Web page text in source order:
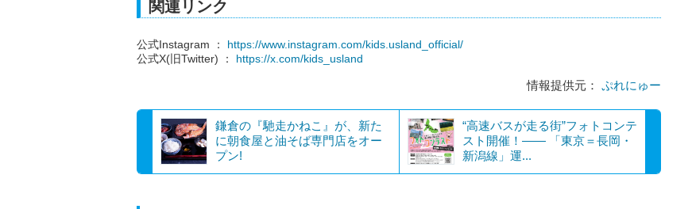
関連リンク
公式Instagram ： https://www.instagram.com/kids.usland_official/
公式X(旧Twitter) ： https://x.com/kids_usland
情報提供元： ぷれにゅー
鎌倉の『馳走かねこ』が、新た
に朝食屋と油そば専門店をオー
プン!
“高速バスが走る街”フォトコンテ
スト開催！―― 「東京＝長岡・
新潟線」運...